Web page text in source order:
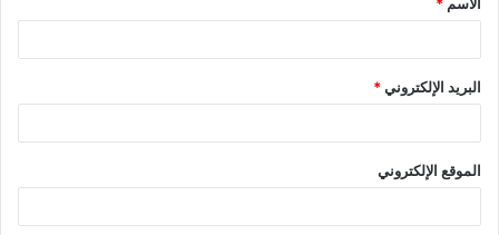
البريد الإلكتروني*
الموقع الإلكتروني